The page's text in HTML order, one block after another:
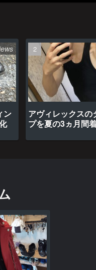
ン
アヴィレックスの
プを夏の3ヵ月間